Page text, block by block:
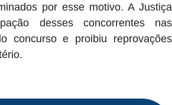
por esse motivo. A Justiça
desses concorrentes nas
concurso e proibiu reprovações